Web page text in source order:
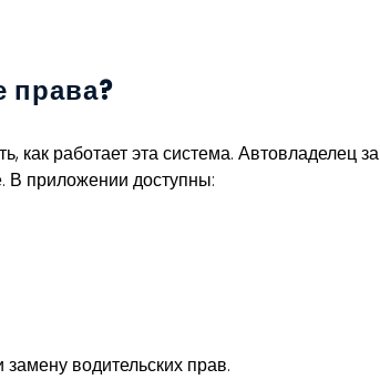
права?
как работает эта система. Автовладелец
В приложении доступны:
водительских прав.